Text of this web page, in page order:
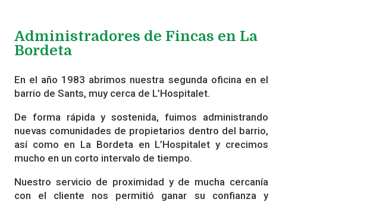
Administradores de Fincas en La
Bordeta
En el año 1983 abrimos nuestra segunda oficina en el
barrio de Sants, muy cerca de L’Hospitalet.
De forma rápida y sostenida, fuimos administrando
nuevas comunidades de propietarios dentro del barrio,
así como en La Bordeta en L’Hospitalet y crecimos
mucho en un corto intervalo de tiempo.
Nuestro servicio de proximidad y de mucha cercanía
con el cliente nos permitió ganar su confianza y